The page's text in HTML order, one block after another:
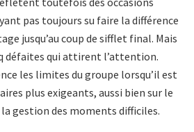
pas toujours su faire la différence
jusqu’au coup de sifflet final. Mais
défaites qui attirent l’attention.
les limites du groupe lorsqu’il est
plus exigeants, aussi bien sur le
gestion des moments difficiles.